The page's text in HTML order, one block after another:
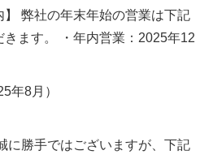
】 弊社の年末年始の営業は下記
ます。 ・年内営業：2025年12
年8月）
に勝手ではございますが、下記